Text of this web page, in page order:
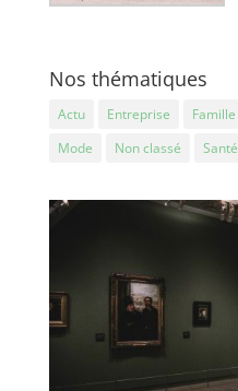
Nos thématiques
Actu Entreprise Famille
Mode
Non classé Santé